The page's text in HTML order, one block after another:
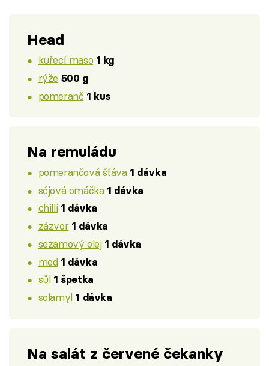
Head
kuřecí maso 1 kg
rýže 500 g
pomeranč 1 kus
Na remuládu
pomerančová šťáva 1 dávka
sójová omáčka 1 dávka
chilli 1 dávka
zázvor 1 dávka
sezamový olej 1 dávka
med 1 dávka
sůl 1 špetka
solamyl 1 dávka
Na salát z červené čekanky